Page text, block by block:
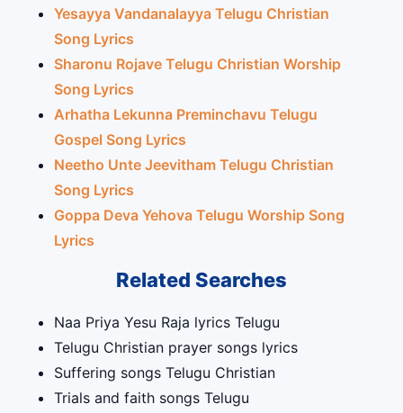
Yesayya Vandanalayya Telugu Christian
Song Lyrics
Sharonu Rojave Telugu Christian Worship
Song Lyrics
Arhatha Lekunna Preminchavu Telugu
Gospel Song Lyrics
Neetho Unte Jeevitham Telugu Christian
Song Lyrics
Goppa Deva Yehova Telugu Worship Song
Lyrics
Related Searches
Naa Priya Yesu Raja lyrics Telugu
Telugu Christian prayer songs lyrics
Suffering songs Telugu Christian
Trials and faith songs Telugu